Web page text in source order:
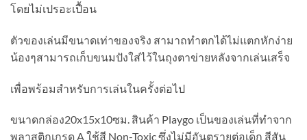
โดยไม่เปรอะเปื้อน
ตัวของเล่นมีขนาดเท่าของจริง สามาถทำตกได้ไม่แตกหักง่าย
น้องๆสามารถเก็บขนมปังใส่ไว้ในถุงตาข่ายหลังจากเล่นเสร็จ
เพื่อพร้อมสำหรับการเล่นในครั้งต่อไป
ขนาดกล่อง20x15x10ซม. สินค้า Playgo เป็นของเล่นที่ทำจาก
พลาสติกเกรด A ใช้สี Non-Toxic ซึ่งไม่มีอันตรายต่อเด็ก สีสัน